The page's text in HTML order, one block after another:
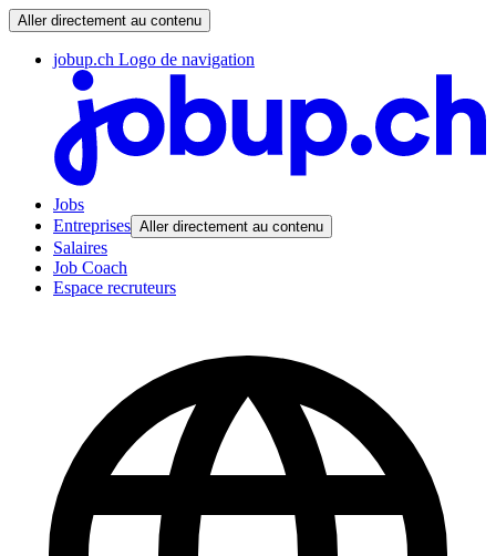
Aller directement au contenu
jobup.ch Logo de navigation
Jobs
Entreprises Aller directement au contenu
Salaires
Job Coach
Espace recruteurs